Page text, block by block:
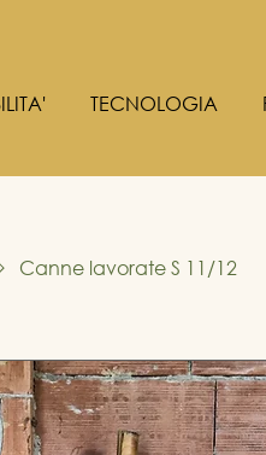
TECNOLOGIA
Canne lavorate S 11/12